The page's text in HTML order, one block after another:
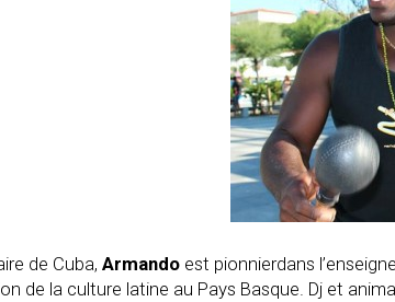
de Cuba, Armando est pionnierdans
de la culture latine au Pays Basque. Dj et